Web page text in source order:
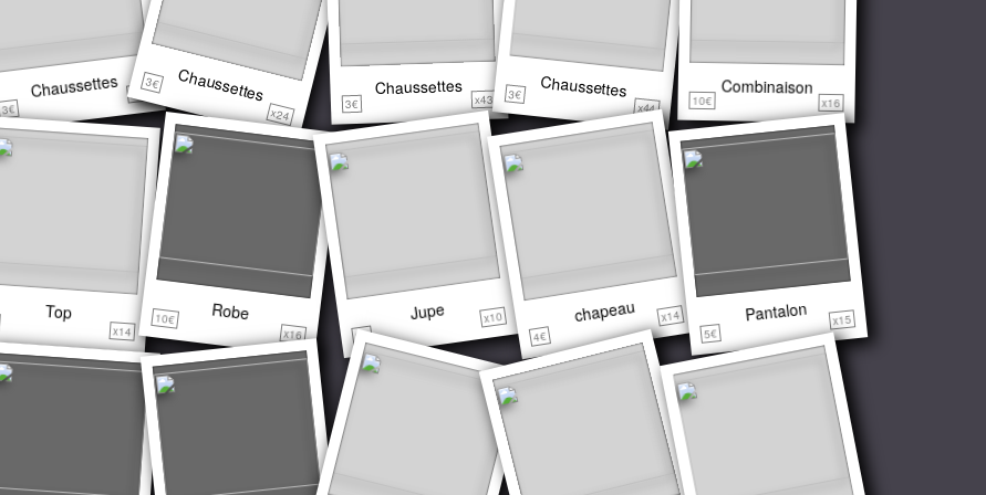
Chaussettes
3€
x20 Chaussettes
3€
x24
Chaussettes
3€ x43 Chaussettes
3€
x44
Combinaison
10€ x16
Top
x14
Robe
10€
x16
Jupe
3€
x10 chapeau
4€
x14 Pantalon
5€
x15